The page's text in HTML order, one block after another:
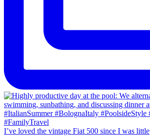
I’ve loved the vintage Fiat 500 since I was little